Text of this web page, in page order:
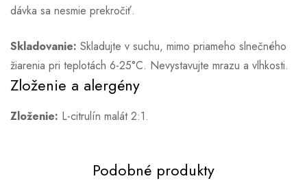
dávka sa nesmie prekročiť.
Skladovanie: Skladujte v suchu, mimo priameho slnečného
žiarenia pri teplotách 6-25°C. Nevystavujte mrazu a vlhkosti.
Zloženie a alergény
Zloženie: L-citrulín malát 2:1.
Podobné produkty